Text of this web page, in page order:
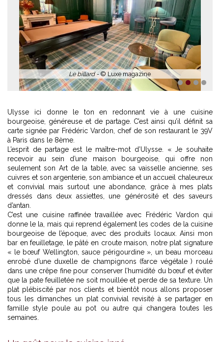
1 2 3 4
Ulysse ici donne le ton en redonnant vie à une cuisine
bourgeoise, généreuse et de partage. C’est ainsi qu’il définit sa
carte signée par Frédéric Vardon, chef de son restaurant le 39V
à Paris dans le 8ème.
L’esprit de partage est le maître-mot d’Ulysse. « Je souhaite
recevoir au sein d’une maison bourgeoise, qui offre non
seulement son Art de la table, avec sa vaisselle ancienne, ses
cuivres et son argenterie, son ambiance et un accueil chaleureux
et convivial mais surtout une abondance, grâce à mes plats
dressés dans deux assiettes, une générosité et des saveurs
d’antan.
C’est une cuisine raffinée travaillée avec Frédéric Vardon qui
donne le la, mais qui reprend également les codes de la cuisine
bourgeoise de l’époque, avec des produits locaux. Ainsi mon
bar en feuilletage, le pâté en croute maison, notre plat signature
« le bœuf Wellington, sauce périgourdine », un beau morceau
enrobé d’une duxelle de champignons (farce végétale ) roulé
dans une crêpe fine pour conserver l’humidité du bœuf et éviter
que la pate feuilletée ne soit mouillée et perde de sa texture. Un
plat plébiscité par nos clients et bientôt nous allons proposer
tous les dimanches un plat convivial revisité à se partager en
famille style poule au pot ou autre qui changera toutes les
semaines.
Une poêlée de cèpes -© Luxe magazine